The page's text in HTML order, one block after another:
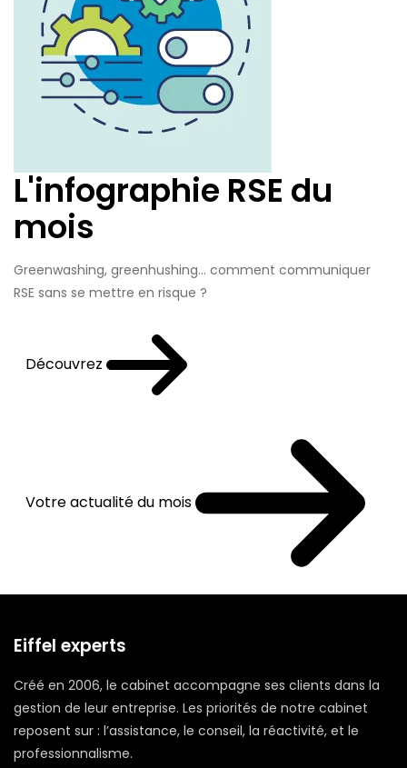
L'infographie RSE du
mois
Greenwashing, greenhushing… comment communiquer
RSE sans se mettre en risque ?
Découvrez
Votre actualité du mois
Eiffel experts
Créé en 2006, le cabinet accompagne ses clients dans la
gestion de leur entreprise. Les priorités de notre cabinet
reposent sur : l’assistance, le conseil, la réactivité, et le
professionnalisme.